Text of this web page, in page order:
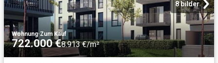
8 bilder
Wohnung·Zum Kauf
722.000 €8.913 €/m²